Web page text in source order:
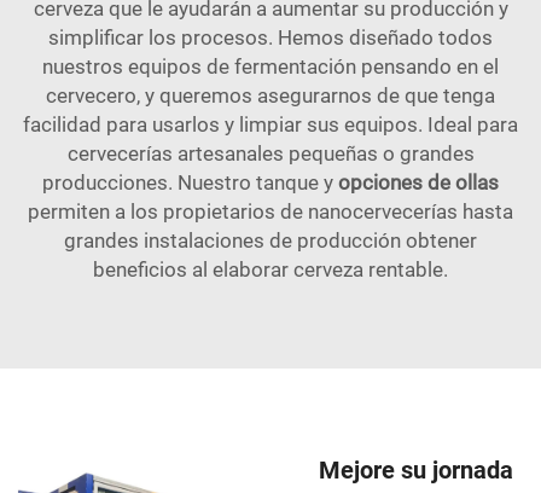
cerveza que le ayudarán a aumentar su producción y
simplificar los procesos. Hemos diseñado todos
nuestros equipos de fermentación pensando en el
cervecero, y queremos asegurarnos de que tenga
facilidad para usarlos y limpiar sus equipos. Ideal para
cervecerías artesanales pequeñas o grandes
producciones. Nuestro tanque y opciones de ollas
permiten a los propietarios de nanocervecerías hasta
grandes instalaciones de producción obtener
beneficios al elaborar cerveza rentable.
Mejore su jornada